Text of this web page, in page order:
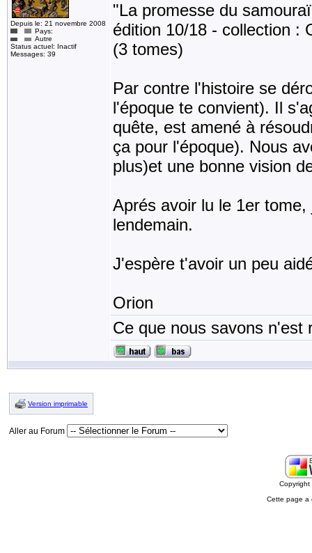
Depuis le: 21 novembre 2008
Pays:
Autre
Status actuel: Inactif
Messages: 39
"La promesse du
édition 10/18 - collection :
(3 tomes)
Par contre l'histoire se
l'époque te convient). Il
quête, est amené à
ça pour l'époque). Nous
plus)et une bonne vision
Aprés avoir lu le 1er
lendemain.
J'espère t'avoir un peu
Orion
Ce que nous savons n'est
Version imprimable
Aller au Forum
Cette page a